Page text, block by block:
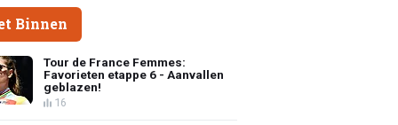
Binnen
Tour de France Femmes:
Favorieten etappe 6 - Aanvallen
geblazen!
16